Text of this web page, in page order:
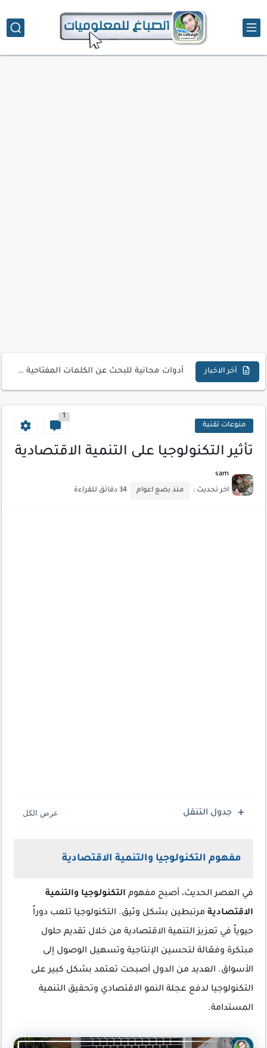
أخر الاخبار كيف تستفيد من تقنيات التعلم الآلي لتحليل بيانات الزوار
منوعات تقنية
1
تأثير التكنولوجيا على التنمية الاقتصادية
sam
اخر تحديث : منذ بضع اعوام 34 دقائق للقراءة
جدول التنقل
مفهوم التكنولوجيا والتنمية الاقتصادية
في العصر الحديث، أصبح مفهوم التكنولوجيا والتنمية
الاقتصادية مرتبطين بشكل وثيق. التكنولوجيا تلعب دوراً
حيوياً في تعزيز التنمية الاقتصادية من خلال تقديم حلول
مبتكرة وفعّالة لتحسين الإنتاجية وتسهيل الوصول إلى
الأسواق. العديد من الدول أصبحت تعتمد بشكل كبير على
التكنولوجيا لدفع عجلة النمو الاقتصادي وتحقيق التنمية
المستدامة.